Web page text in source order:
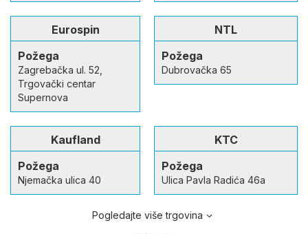
Eurospin
Požega
Zagrebačka ul. 52,
Trgovački centar
Supernova
NTL
Požega
Dubrovačka 65
Kaufland
Požega
Njemačka ulica 40
KTC
Požega
Ulica Pavla Radića 46a
Pogledajte više trgovina